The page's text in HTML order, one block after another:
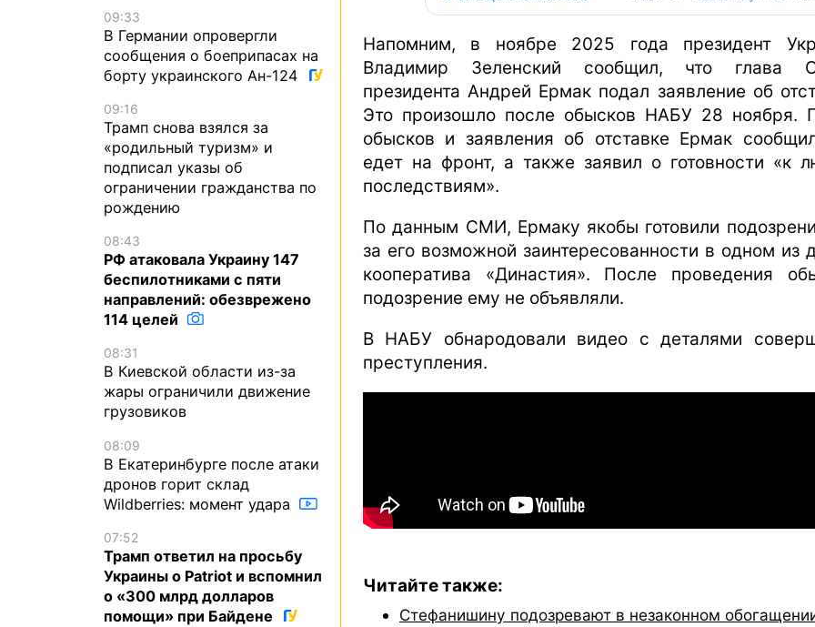
Напомним, в ноябре 2025 года президент
Владимир Зеленский сообщил, что глава
президента Андрей Ермак подал заявление об
Это произошло после обысков НАБУ 28 ноября.
обысков и заявления об отставке Ермак
едет на фронт, а также заявил о готовности «к
последствиям».
По данным СМИ, Ермаку якобы готовили
за его возможной заинтересованности в одном из
кооператива «Династия». После проведения
подозрение ему не объявляли.
В НАБУ обнародовали видео с деталями
преступления.
Читайте также:
Стефанишину подозревают в незаконном
09:33
В Германии опровергли
сообщения о боеприпасах на
борту украинского Ан-124
09:16
Трамп снова взялся за
«родильный туризм» и
подписал указы об
ограничении гражданства по
рождению
08:43
РФ атаковала Украину 147
беспилотниками с пяти
направлений: обезврежено
114 целей
08:31
В Киевской области из-за
жары ограничили движение
грузовиков
08:09
В Екатеринбурге после атаки
дронов горит склад
Wildberries: момент удара
07:52
Трамп ответил на просьбу
Украины о Patriot и вспомнил
о «300 млрд долларов
помощи» при Байдене